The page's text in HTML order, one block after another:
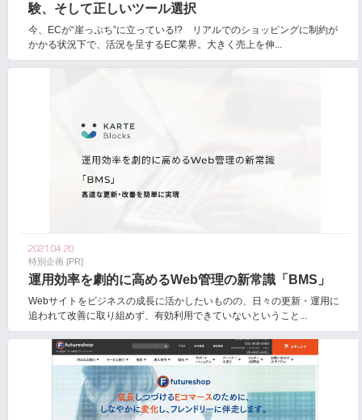
験、そして正しいツール選択
今、ECが“崖っぷち”に立っている!? リアルでのショッピングに制約が
かかる状況下で、活況を呈するEC業界。大きく売上を伸...
2021.04.20
特別企画 [PR]
運用効率を劇的に高めるWeb管理の新常識「BMS」
Webサイトをビジネスの成長に活かしたいものの、日々の更新・運用に
追われて改善に取り組めず、有効利用できていないということ...